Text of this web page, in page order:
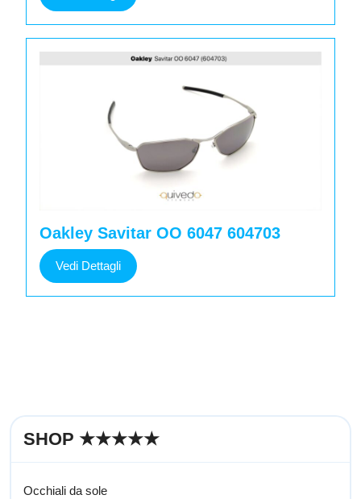
Dettagli
Oakley Savitar OO 6047 604703
Vedi DettagliVedi
Dettagli
SHOP ★★★★★
Occhiali da sole